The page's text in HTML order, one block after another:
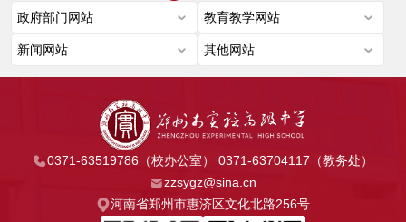
0371-63519786（校办公室） 0371-63704117（教务处）
zzsygz@sina.cn
河南省郑州市惠济区文化北路256号